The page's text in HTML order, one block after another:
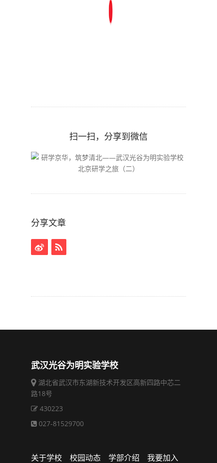
扫一扫，分享到微信
分享文章
武汉光谷为明实验学校
湖北省武汉市东湖新技术开发区高新四路中芯二
路18号
430223
027-81529700
关于学校 校园动态 学部介绍 我要加入